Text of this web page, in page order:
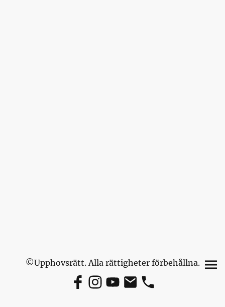
©Upphovsrätt. Alla rättigheter förbehållna.